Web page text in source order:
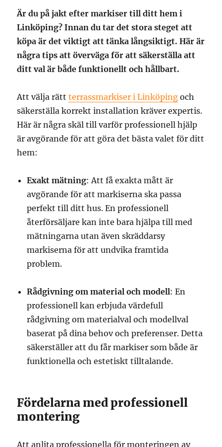
Är du på jakt efter markiser till ditt hem i
Linköping? Innan du tar det stora steget att
köpa är det viktigt att tänka långsiktigt. Här är
några tips att överväga för att säkerställa att
ditt val är både funktionellt och hållbart.
Att välja rättterrassmarkiser i Linköping och
säkerställa korrekt installation kräver expertis.
Här är några skäl till varför professionell hjälp
är avgörande för att göra det bästa valet för ditt
hem:
Exakt mätning: Att få exakta mått är
avgörande för att markiserna ska passa
perfekt till ditt hus. En professionell
återförsäljare kan inte bara hjälpa till med
mätningarna utan även skräddarsy
markiserna för att undvika framtida
problem.
Rådgivning om material och modell: En
professionell kan erbjuda värdefull
rådgivning om materialval och modellval
baserat på dina behov och preferenser. Detta
säkerställer att du får markiser som både är
funktionella och estetiskt tilltalande.
Fördelarna med professionell
montering
Att anlita professionella för monteringen av